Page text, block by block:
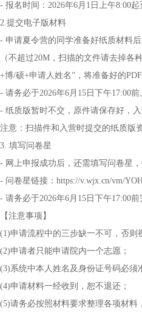
- 报名时间：2026年6月1日上午8:00
2.提交电子版材料
- 申请夏令营的同学准备好纸质材料
（不超过20M，扫描的文件请去掉
+博/硕+申请人姓名”，将准备好的
- 请务必于2026年6月15日下午17:00
- 纸质版暂时不交，原件请保存好，
注意：扫描件和入营时提交的纸质版
3. 填写问卷星
- 网上申报成功后，还需填写问卷星
- 问卷星链接：https://v.wjx.cn/vm/
- 请务必于2026年6月15日下午17:00前
【注意事项】
(1)申请流程中的三步缺一不可，否
(2)申请者只能申请院内一个志愿；
(3)系统中本人姓名及身份证号码必须
(4)申请材料一经收到，恕不退还；
(5)请务必按照材料要求整理各项材